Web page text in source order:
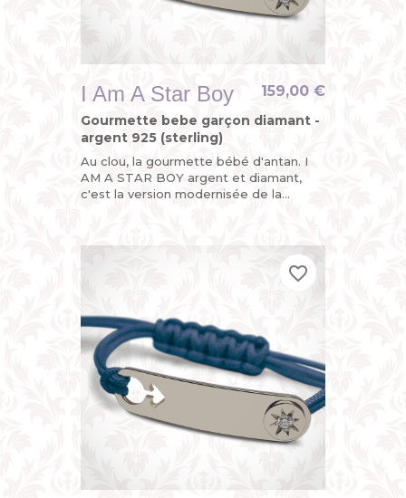
I Am A Star Boy
Gourmette bebe garçon diamant -
argent 925 (sterling)
Au clou, la gourmette bébé d'antan. I
AM A STAR BOY argent et diamant,
c'est la version modernisée de la
159,00 €
favorite_border
favorite_border
favorite_border